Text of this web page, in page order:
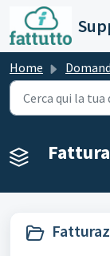
Salta al
Home Domande